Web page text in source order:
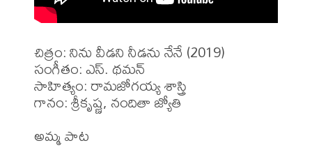
చిత్రం: నిను వీడని నీడను నేనే (2019)
సంగీతం: ఎస్. థమన్
సాహిత్యం: రామజోగయ్య శాస్త్రి
గానం: శ్రీకృష్ణ, నందితా జ్యోతి